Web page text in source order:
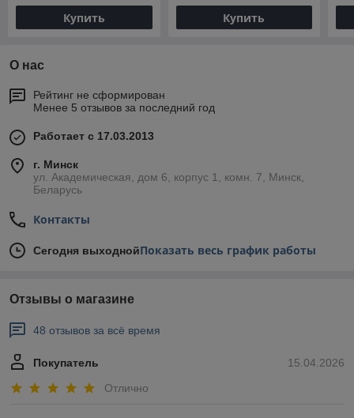
Купить Купить
О нас
Рейтинг не сформирован
Менее 5 отзывов за последний год
Работает с 17.03.2013
г. Минск
ул. Академическая, дом 6, корпус 1, комн. 7, Минск,
Беларусь
Контакты
Сегодня выходнойПоказать весь график работы
Отзывы о магазине
48 отзывов за всё время
15.04.2026
Покупатель
Отлично